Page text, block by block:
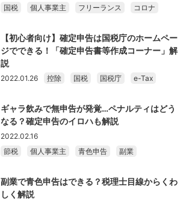
国税
個人事業主 フリーランス コロナ
【初心者向け】確定申告は国税庁のホームペー
ジでできる！「確定申告書等作成コーナー」解
説
2022.01.26 控除 国税 国税庁 e-Tax
ギャラ飲みで無申告が発覚…ペナルティはどう
なる？確定申告のイロハも解説
2022.02.16
節税
個人事業主 青色申告 副業
副業で青色申告はできる？税理士目線からくわ
しく解説